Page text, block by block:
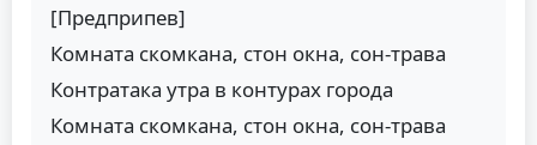
[Предприпев]
Комната скомкана, стон окна, сон-трава
Контратака утра в контурах города
Комната скомкана, стон окна, сон-трава